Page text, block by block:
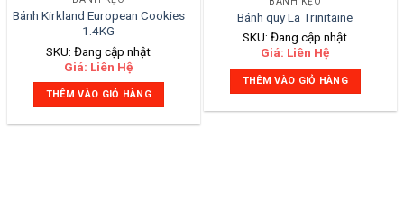
Bánh Kirkland European Cookies
1.4KG
SKU: Đang cập nhật
Giá: Liên Hệ
THÊM VÀO GIỎ HÀNG
Bánh quy La Trinitaine
SKU: Đang cập nhật
Giá: Liên Hệ
THÊM VÀO GIỎ HÀNG